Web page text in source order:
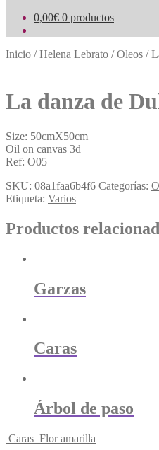
0,00€ 0 productos
Inicio /Helena Lebrato /Oleos /
La danza de
Size: 50cmX50cm
Oil on canvas 3d
Ref: O05
SKU: 08a1faa6b4f6 Categorías:
Etiqueta: Varios
Productos
Garzas
Caras
Árbol de paso
Caras Flor amarilla